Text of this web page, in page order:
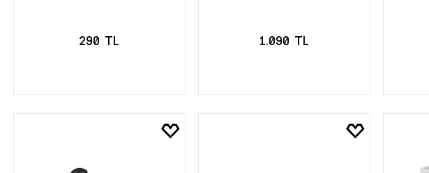
290 TL
SEPETE EKLE
1.090 TL
SEPETE EKLE